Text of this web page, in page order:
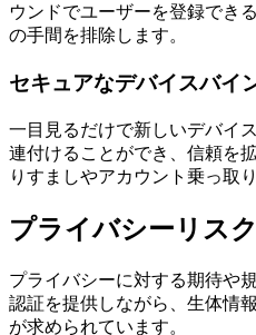
ウンドでユーザーを登録でき
の手間を排除します。
セキュアなデバイスバイ
一目見るだけで新しいデバイ
連付けることができ、信頼を
りすましやアカウント乗っ取
プライバシーリス
プライバシーに対する期待や
認証を提供しながら、生体情
が求められています。